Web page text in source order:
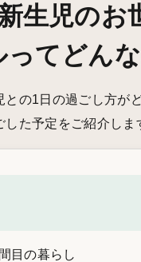
生児のお
ってどん
の1日の過ごし方が
た予定をご紹介しま
目の暮らし